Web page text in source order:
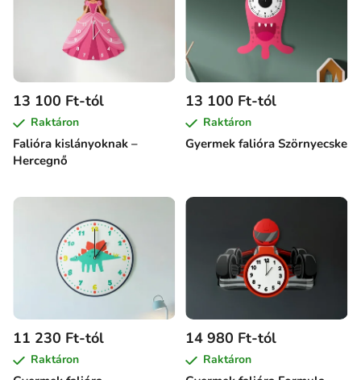
Falióra kislányoknak –
Hercegnő
13 100 Ft-tól
Raktáron
Gyermek falióra Szörnyecske
13 100 Ft-tól
Raktáron
11 230 Ft-tól
Raktáron
14 980 Ft-tól
Raktáron